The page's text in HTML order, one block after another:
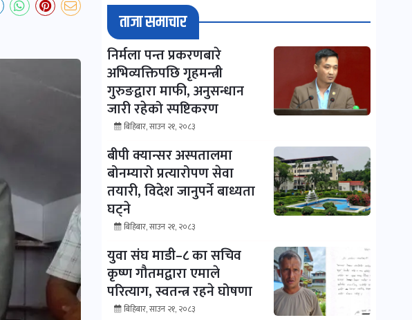
ताजा समाचार
निर्मला पन्त प्रकरणबारे
अभिव्यक्तिपछि गृहमन्त्री
गुरुङद्वारा माफी, अनुसन्धान
जारी रहेको स्पष्टिकरण
बिहिबार, साउन २१, २०८३
बीपी क्यान्सर अस्पतालमा
बोनम्यारो प्रत्यारोपण सेवा
तयारी, विदेश जानुपर्ने बाध्यता
घट्ने
बिहिबार, साउन २१, २०८३
युवा संघ माडी–८ का सचिव
कृष्ण गौतमद्वारा एमाले
परित्याग, स्वतन्त्र रहने घोषणा
बिहिबार, साउन २१, २०८३